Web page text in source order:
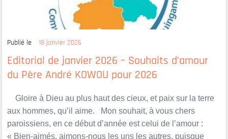
Editorial de janvier 2026 – Souhaits d’amour
du Père André KOWOU pour 2026
Publié le 18 janvier 2026
Gloire à Dieu au plus haut des cieux, et paix sur la terre
aux hommes, qu’il aime. Mon souhait, à vous chers
paroissiens, en ce début d’année est celui de l’amour :
« Bien-aimés, aimons-nous les uns les autres, puisque